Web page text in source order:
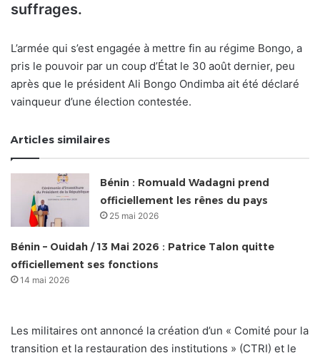
suffrages.
L’armée qui s’est engagée à mettre fin au régime Bongo, a
pris le pouvoir par un coup d’État le 30 août dernier, peu
après que le président Ali Bongo Ondimba ait été déclaré
vainqueur d’une élection contestée.
Articles similaires
Bénin : Romuald Wadagni prend
officiellement les rênes du pays
25 mai 2026
Bénin – Ouidah / 13 Mai 2026 : Patrice Talon quitte
officiellement ses fonctions
14 mai 2026
Les militaires ont annoncé la création d’un « Comité pour la
transition et la restauration des institutions » (CTRI) et le